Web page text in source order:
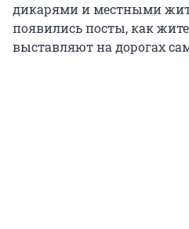
дикарями и местными
появились посты, как
выставляют на дорогах